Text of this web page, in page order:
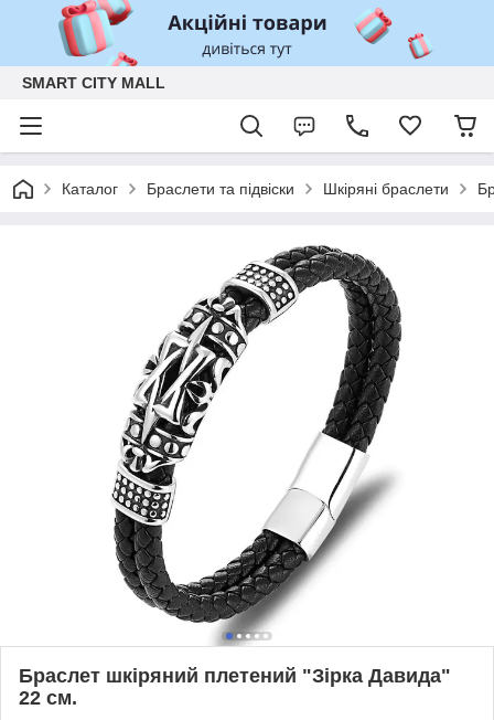
SMART CITY MALL
Каталог Браслети та підвіски Шкіряні браслети
Браслет шкіряний плетений "Зірка Давида"
22 см.